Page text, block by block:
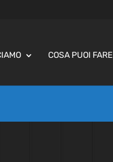
COSA PUOI FARE